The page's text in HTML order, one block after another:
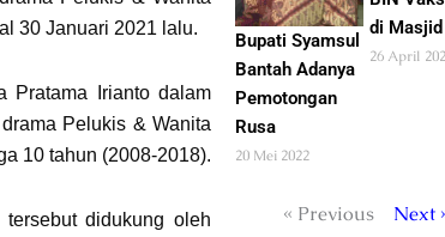
30 Januari 2021 lalu.
Pratama Irianto dalam
Pelukis & Wanita
10 tahun (2008-2018).
didukung oleh
Bupati Syamsul
Bantah Adanya
Pemotongan
Rusa
20 Mei 2022
di
26 April
« Previous Next